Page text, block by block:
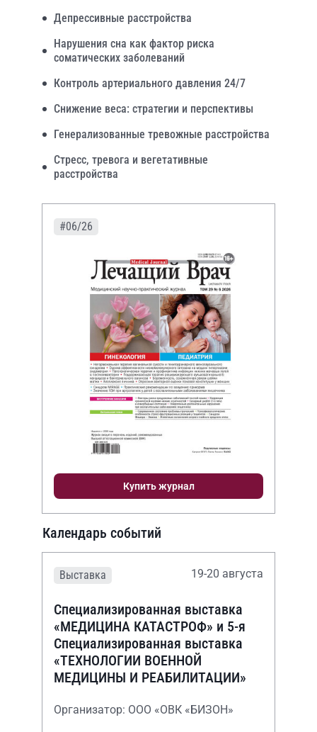
Депрессивные расстройства
Нарушения сна как фактор риска
соматических заболеваний
Контроль артериального давления 24/7
Снижение веса: стратегии и перспективы
Генерализованные тревожные расстройства
Стресс, тревога и вегетативные
расстройства
#06/26
Купить журнал
Календарь событий
Выставка 19-20 августа
Специализированная выставка
«МЕДИЦИНА КАТАСТРОФ» и 5-я
Специализированная выставка
«ТЕХНОЛОГИИ ВОЕННОЙ
МЕДИЦИНЫ И РЕАБИЛИТАЦИИ»
Организатор: ООО «ОВК «БИЗОН»